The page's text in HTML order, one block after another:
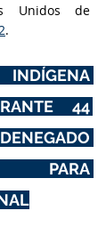
Unidos de
.
44
PARA